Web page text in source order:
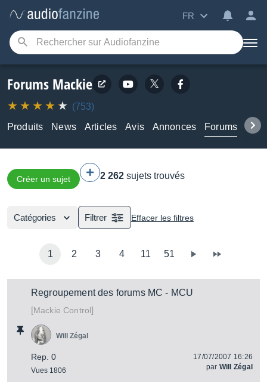
FR
Forums Mackie
(753)
Produits
News Articles Avis Annonces Forums
Créer un sujet 2 262 sujets trouvés
Catégories Filtrer Effacer les filtres
1 2 3 4 11 51
Regroupement des forums MC - MCU
[Mackie Control]
Rep. 0
Vues 1806
Will Zégal
17/07/2007 16:26
par Will Zégal